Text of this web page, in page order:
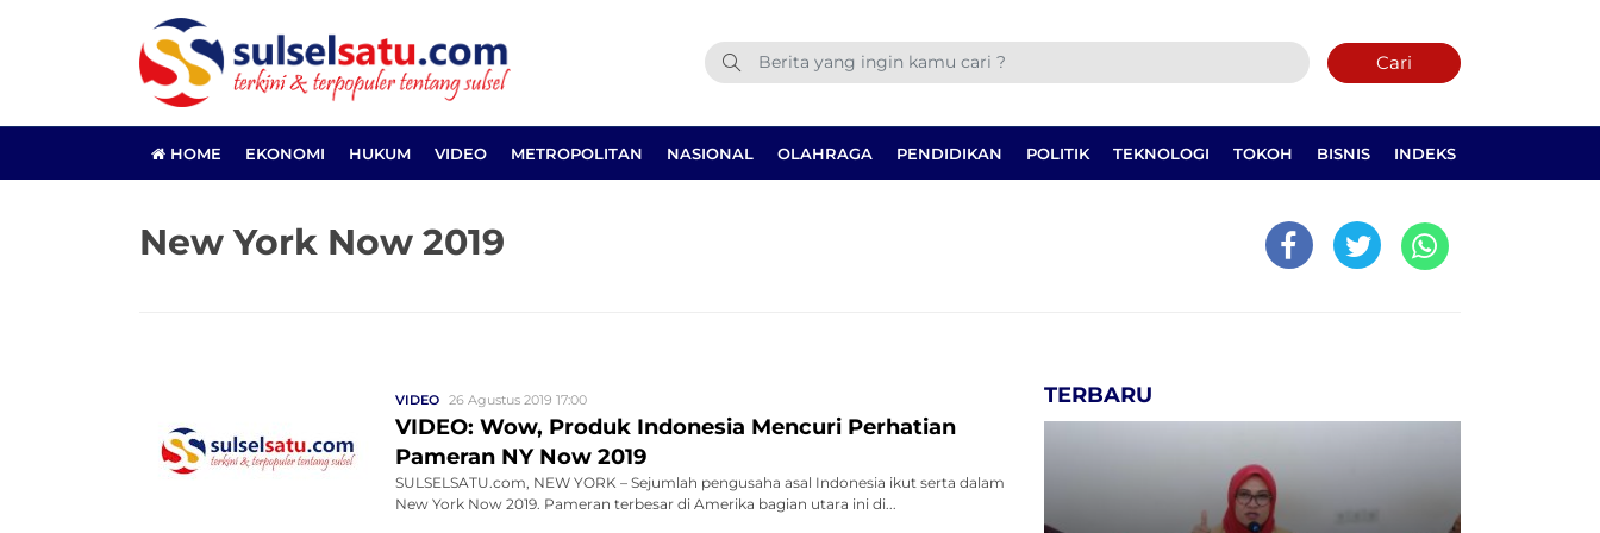
Cari
HOME EKONOMI HUKUM VIDEO METROPOLITAN NASIONAL OLAHRAGA PENDIDIKAN POLITIK TEKNOLOGI TOKOH BISNIS INDEKS
New York Now 2019
VIDEO 26 Agustus 2019 17:00
VIDEO: Wow, Produk Indonesia Mencuri Perhatian
Pameran NY Now 2019
SULSELSATU.com, NEW YORK – Sejumlah pengusaha asal Indonesia ikut serta dalam
New York Now 2019. Pameran terbesar di Amerika bagian utara ini di...
TERBARU